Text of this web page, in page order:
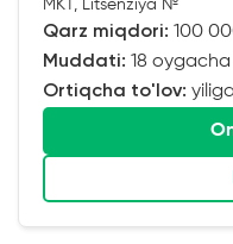
MKT, Litsenziya №
Qarz miqdori: 100
Muddati: 18 oygacha
Ortiqcha to'lov: